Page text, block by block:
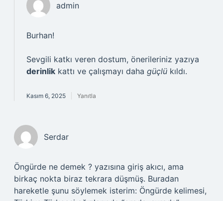
admin
Burhan!
Sevgili katkı veren dostum, önerileriniz yazıya
derinlik kattı ve çalışmayı daha güçlü kıldı.
Kasım 6, 2025 Yanıtla
Serdar
Öngürde ne demek ? yazısına giriş akıcı, ama
birkaç nokta biraz tekrara düşmüş. Buradan
hareketle şunu söylemek isterim: Öngürde kelimesi,